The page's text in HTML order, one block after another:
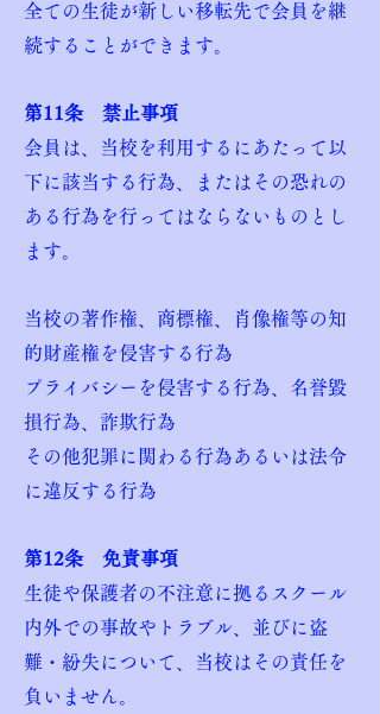
全ての生徒が新しい移転先で会員を継
続することができます。
第11条 禁止事項
会員は、当校を利用するにあたって以
下に該当する行為、またはその恐れの
ある行為を行ってはならないものとし
ます。
当校の著作権、商標権、肖像権等の知
的財産権を侵害する行為
プライバシーを侵害する行為、名誉毀
損行為、詐欺行為
その他犯罪に関わる行為あるいは法令
に違反する行為
第12条 免責事項
生徒や保護者の不注意に拠るスクール
内外での事故やトラブル、並びに盗
難・紛失について、当校はその責任を
負いません。